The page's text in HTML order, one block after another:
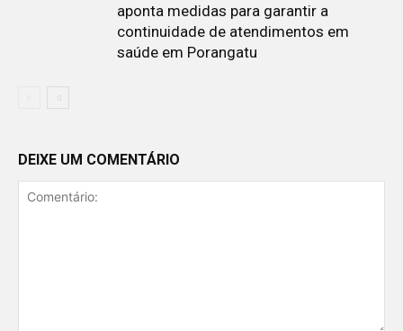
aponta medidas para garantir a
continuidade de atendimentos em
saúde em Porangatu
DEIXE UM COMENTÁRIO